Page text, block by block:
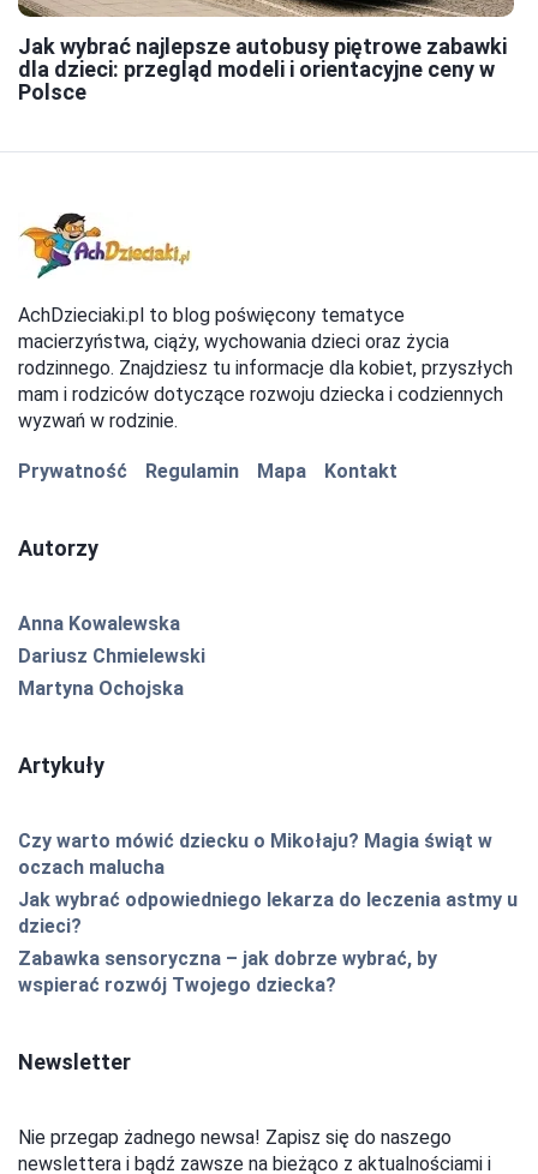
Jak wybrać najlepsze autobusy piętrowe zabawki
dla dzieci: przegląd modeli i orientacyjne ceny w
Polsce
AchDzieciaki.pl to blog poświęcony tematyce
macierzyństwa, ciąży, wychowania dzieci oraz życia
rodzinnego. Znajdziesz tu informacje dla kobiet, przyszłych
mam i rodziców dotyczące rozwoju dziecka i codziennych
wyzwań w rodzinie.
Prywatność Regulamin Mapa Kontakt
Autorzy
Anna Kowalewska
Dariusz Chmielewski
Martyna Ochojska
Artykuły
Czy warto mówić dziecku o Mikołaju? Magia świąt w
oczach malucha
Jak wybrać odpowiedniego lekarza do leczenia astmy u
dzieci?
Zabawka sensoryczna – jak dobrze wybrać, by
wspierać rozwój Twojego dziecka?
Newsletter
Nie przegap żadnego newsa! Zapisz się do naszego
newslettera i bądź zawsze na bieżąco z aktualnościami i